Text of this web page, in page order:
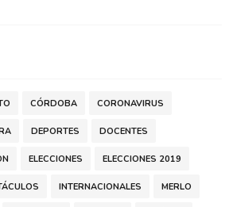
CÓRDOBA CORONAVIRUS
DEPORTES DOCENTES
ELECCIONES ELECCIONES 2019
INTERNACIONALES MERLO